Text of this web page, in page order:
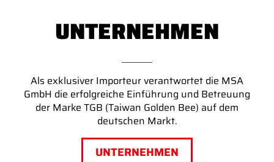
UNTERNEHMEN
Als exklusiver Importeur verantwortet die MSA
GmbH die erfolgreiche Einführung und Betreuung
der Marke TGB (Taiwan Golden Bee) auf dem
deutschen Markt.
UNTERNEHMEN